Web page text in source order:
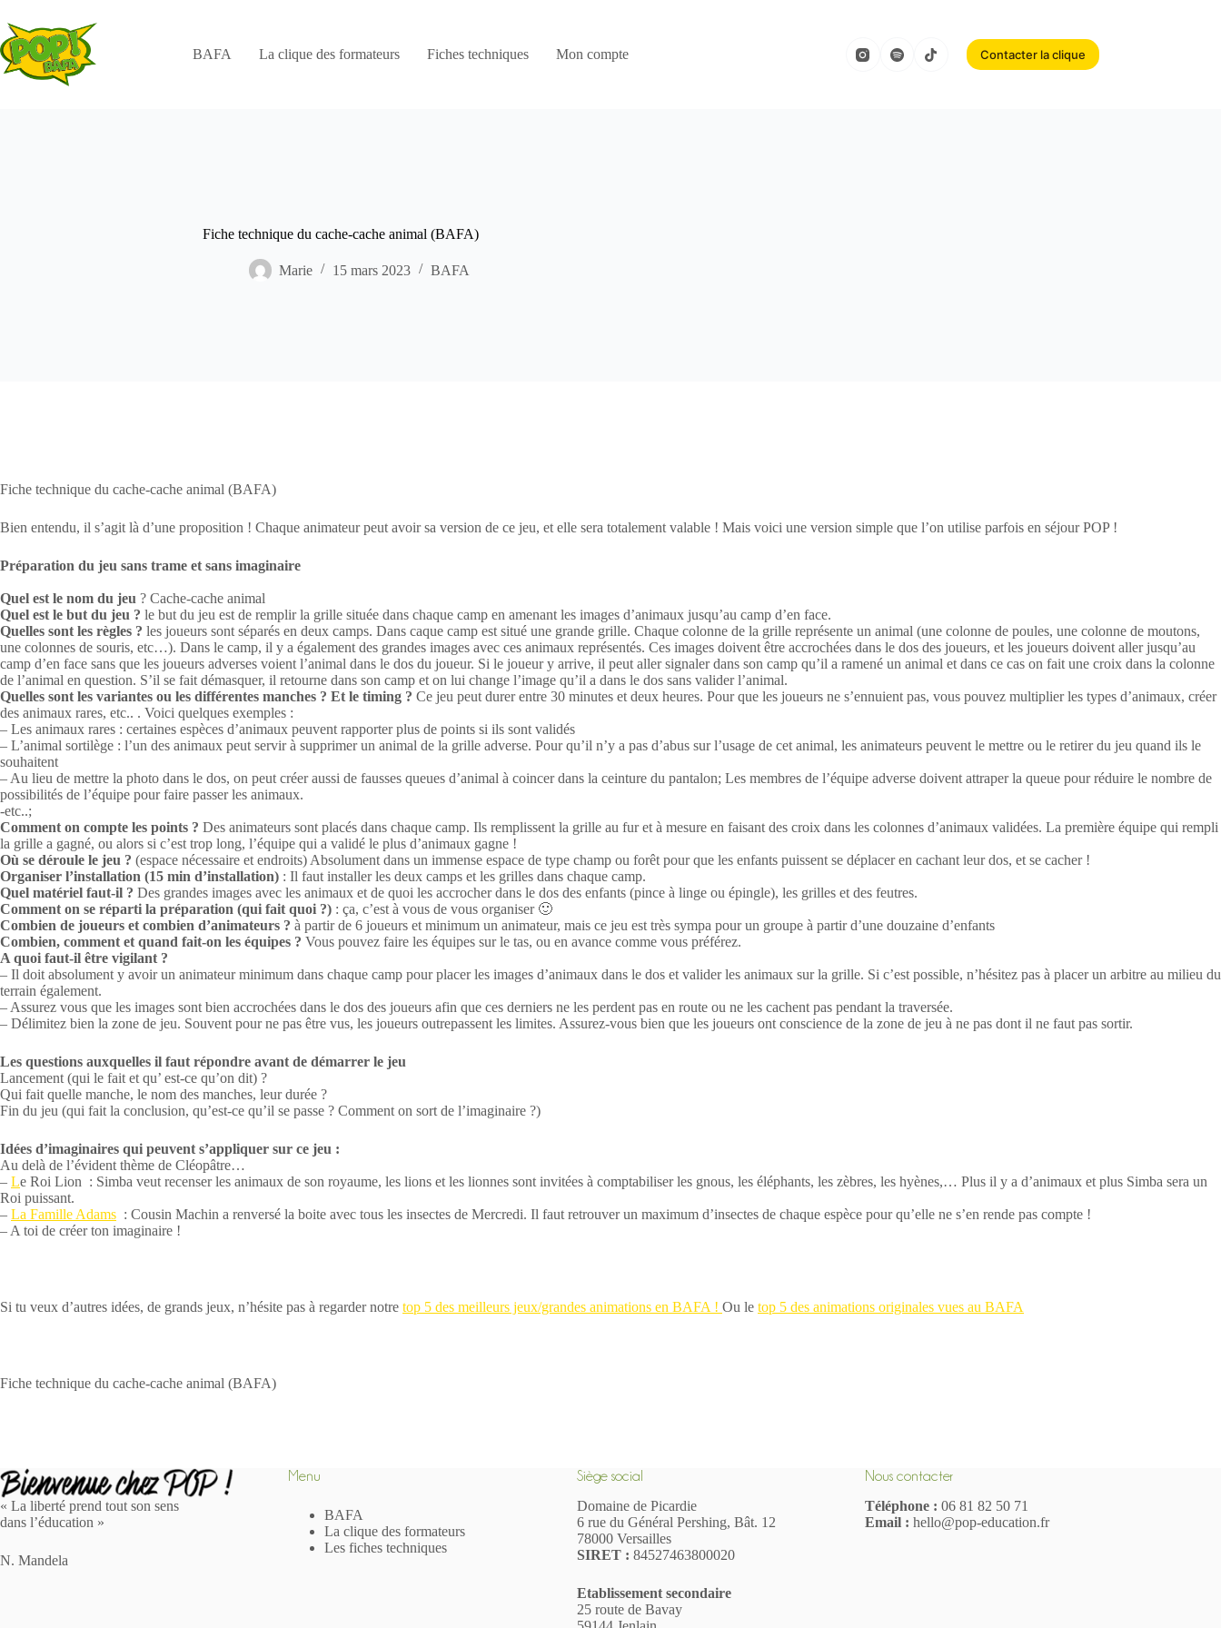
au
contenu
BAFA
La clique des formateurs Fiches techniques Mon compte Contacter la clique
Fiche technique du cache-cache animal (BAFA)
Marie 15 mars 2023 BAFA
Fiche technique du cache-cache animal (BAFA)
Bien entendu, il s’agit là d’une proposition ! Chaque animateur peut avoir sa version de ce jeu, et elle sera totalement valable ! Mais voici une version simple que l’on utilise parfois en séjour POP !
Préparation du jeu sans trame et sans imaginaire
Quel est le nom du jeu ? Cache-cache animal
Quel est le but du jeu ? le but du jeu est de remplir la grille située dans chaque camp en amenant les images d’animaux jusqu’au camp d’en face.
Quelles sont les règles ? les joueurs sont séparés en deux camps. Dans caque camp est situé une grande grille. Chaque colonne de la grille représente un animal (une colonne de poules, une colonne de moutons,
une colonnes de souris, etc…). Dans le camp, il y a également des grandes images avec ces animaux représentés. Ces images doivent être accrochées dans le dos des joueurs, et les joueurs doivent aller jusqu’au
camp d’en face sans que les joueurs adverses voient l’animal dans le dos du joueur. Si le joueur y arrive, il peut aller signaler dans son camp qu’il a ramené un animal et dans ce cas on fait une croix dans la colonne
de l’animal en question. S’il se fait démasquer, il retourne dans son camp et on lui change l’image qu’il a dans le dos sans valider l’animal.
Quelles sont les variantes ou les différentes manches ? Et le timing ? Ce jeu peut durer entre 30 minutes et deux heures. Pour que les joueurs ne s’ennuient pas, vous pouvez multiplier les types d’animaux, créer
des animaux rares, etc.. . Voici quelques exemples :
– Les animaux rares : certaines espèces d’animaux peuvent rapporter plus de points si ils sont validés
– L’animal sortilège : l’un des animaux peut servir à supprimer un animal de la grille adverse. Pour qu’il n’y a pas d’abus sur l’usage de cet animal, les animateurs peuvent le mettre ou le retirer du jeu quand ils le
souhaitent
– Au lieu de mettre la photo dans le dos, on peut créer aussi de fausses queues d’animal à coincer dans la ceinture du pantalon; Les membres de l’équipe adverse doivent attraper la queue pour réduire le nombre de
possibilités de l’équipe pour faire passer les animaux.
-etc..;
Comment on compte les points ? Des animateurs sont placés dans chaque camp. Ils remplissent la grille au fur et à mesure en faisant des croix dans les colonnes d’animaux validées. La première équipe qui rempli
la grille a gagné, ou alors si c’est trop long, l’équipe qui a validé le plus d’animaux gagne !
Où se déroule le jeu ? (espace nécessaire et endroits) Absolument dans un immense espace de type champ ou forêt pour que les enfants puissent se déplacer en cachant leur dos, et se cacher !
Organiser l’installation (15 min d’installation) : Il faut installer les deux camps et les grilles dans chaque camp.
Quel matériel faut-il ? Des grandes images avec les animaux et de quoi les accrocher dans le dos des enfants (pince à linge ou épingle), les grilles et des feutres.
Comment on se réparti la préparation (qui fait quoi ?) : ça, c’est à vous de vous organiser 🙂
Combien de joueurs et combien d’animateurs ? à partir de 6 joueurs et minimum un animateur, mais ce jeu est très sympa pour un groupe à partir d’une douzaine d’enfants
Combien, comment et quand fait-on les équipes ? Vous pouvez faire les équipes sur le tas, ou en avance comme vous préférez.
A quoi faut-il être vigilant ?
– Il doit absolument y avoir un animateur minimum dans chaque camp pour placer les images d’animaux dans le dos et valider les animaux sur la grille. Si c’est possible, n’hésitez pas à placer un arbitre au milieu du
terrain également.
– Assurez vous que les images sont bien accrochées dans le dos des joueurs afin que ces derniers ne les perdent pas en route ou ne les cachent pas pendant la traversée.
– Délimitez bien la zone de jeu. Souvent pour ne pas être vus, les joueurs outrepassent les limites. Assurez-vous bien que les joueurs ont conscience de la zone de jeu à ne pas dont il ne faut pas sortir.
Les questions auxquelles il faut répondre avant de démarrer le jeu
Lancement (qui le fait et qu’ est-ce qu’on dit) ?
Qui fait quelle manche, le nom des manches, leur durée ?
Fin du jeu (qui fait la conclusion, qu’est-ce qu’il se passe ? Comment on sort de l’imaginaire ?)
Idées d’imaginaires qui peuvent s’appliquer sur ce jeu :
Au delà de l’évident thème de Cléopâtre…
– Le Roi Lion : Simba veut recenser les animaux de son royaume, les lions et les lionnes sont invitées à comptabiliser les gnous, les éléphants, les zèbres, les hyènes,… Plus il y a d’animaux et plus Simba sera un
Roi puissant.
– La Famille Adams : Cousin Machin a renversé la boite avec tous les insectes de Mercredi. Il faut retrouver un maximum d’insectes de chaque espèce pour qu’elle ne s’en rende pas compte !
– A toi de créer ton imaginaire !
Si tu veux d’autres idées, de grands jeux, n’hésite pas à regarder notre top 5 des meilleurs jeux/grandes animations en BAFA ! Ou le top 5 des animations originales vues au BAFA
Fiche technique du cache-cache animal (BAFA)
« La liberté prend tout son sens
dans l’éducation »
N. Mandela
Menu
BAFA
La clique des formateurs
Les fiches techniques
Siège social
Domaine de Picardie
6 rue du Général Pershing, Bât. 12
78000 Versailles
SIRET: 84527463800020
Etablissement secondaire
25 route de Bavay
Nous contacter
Téléphone : 06 81 82 50 71
Email : hello@pop-education.fr